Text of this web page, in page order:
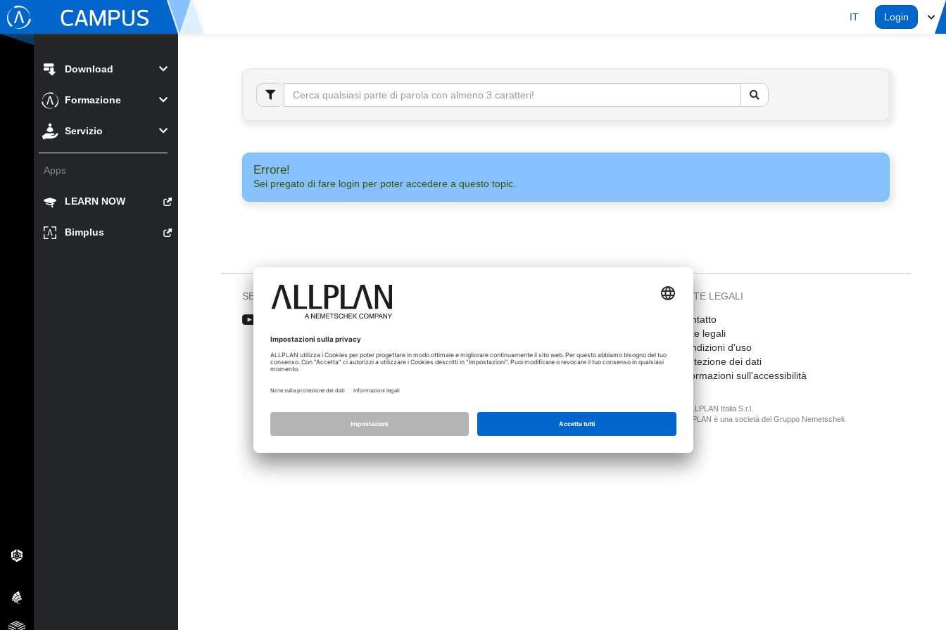
IT Login
Download
Formazione
Servizio
Apps
LEARN NOW
Bimplus
Errore!
Sei pregato di fare login per poter accedere a questo topic.
SEGUICI SU
Impostazioni privacy
NOTE LEGALI
Contatto
Note legali
Condizioni d'uso
Protezione dei dati
Informazioni sull'accessibilità
© ALLPLAN Italia S.r.l.
ALLPLAN è una società del Gruppo Nemetschek